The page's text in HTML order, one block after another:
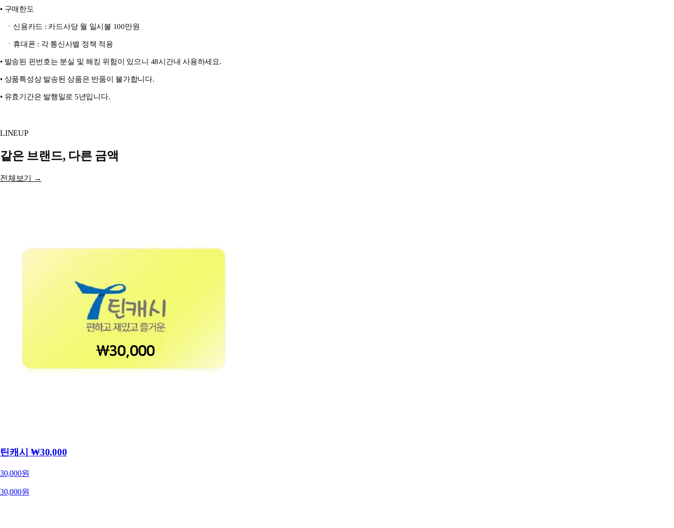
• 구매한도
ㆍ신용카드 : 카드사당 월 일시불 100만원
ㆍ휴대폰 : 각 통신사별 정책 적용
• 발송된 핀번호는 분실 및 해킹 위험이 있으니 48시간내 사용하세요.
• 상품특성상 발송된 상품은 반품이 불가합니다.
• 유효기간은 발행일로 5년입니다.
LINEUP
같은 브랜드, 다른 금액
전체보기 →
틴캐시 ₩30,000
30,000원
30,000원